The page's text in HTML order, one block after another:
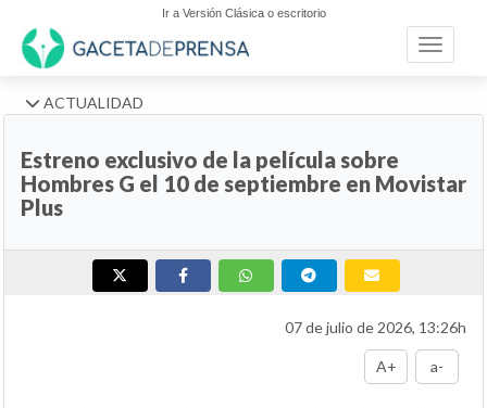
Ir a Versión Clásica o escritorio
Toggle
ACTUALIDAD
Estreno exclusivo de la película sobre
Hombres G el 10 de septiembre en Movistar
Plus
07 de julio de 2026, 13:26h
A+ a-